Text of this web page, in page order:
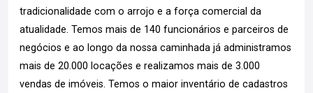
tradicionalidade com o arrojo e a força comercial da
atualidade. Temos mais de 140 funcionários e parceiros de
negócios e ao longo da nossa caminhada já administramos
mais de 20.000 locações e realizamos mais de 3.000
vendas de imóveis. Temos o maior inventário de cadastros